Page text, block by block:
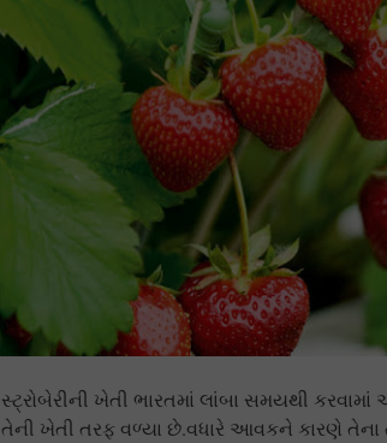
સ્ટ્રોબેરીની ખેતી ભારતમાં લાંબા સમયથી
તેની ખેતી તરફ વળ્યા છે.વધારે આવકને કારણે